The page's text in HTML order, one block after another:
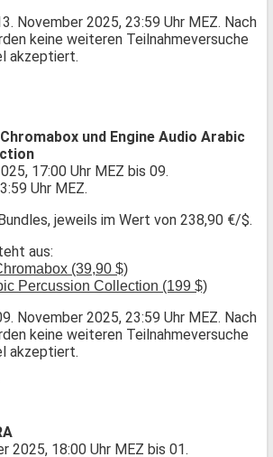
November 2025, 23:59 Uhr MEZ. Nach
keine weiteren Teilnahmeversuche
akzeptiert.
und Engine Audio Arabic
17:00 Uhr MEZ bis 09.
Uhr MEZ.
jeweils im Wert von 238,90 €/$.
aus:
(39,90 $)
Percussion Collection (199 $)
November 2025, 23:59 Uhr MEZ. Nach
keine weiteren Teilnahmeversuche
akzeptiert.
2025, 18:00 Uhr MEZ bis 01.